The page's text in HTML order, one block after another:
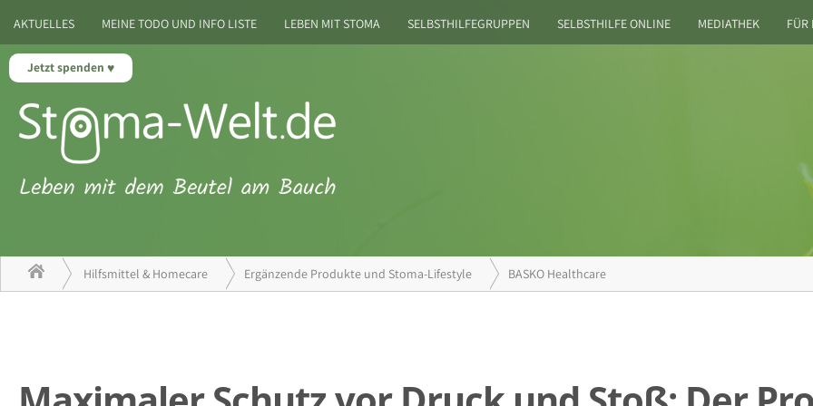
Jetzt spenden
AKTUELLES MEINE TODO UND INFO LISTE LEBEN MIT STOMA SELBSTHILFEGRUPPEN SELBSTHILFE ONLINE MEDIATHEK FÜR
Hilfsmittel & Homecare Ergänzende Produkte und Stoma-Lifestyle BASKO Healthcare